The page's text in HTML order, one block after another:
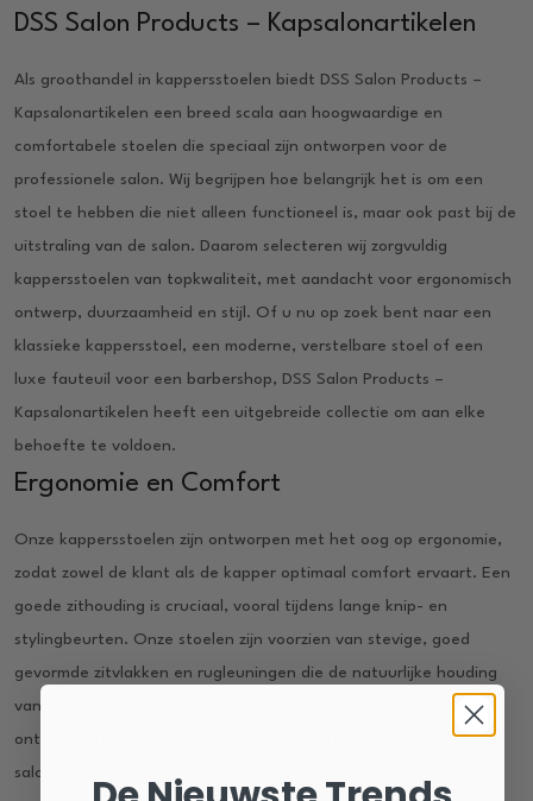
DSS Salon Products – Kapsalonartikelen
Als groothandel in kappersstoelen biedt DSS Salon Products –
Kapsalonartikelen een breed scala aan hoogwaardige en
comfortabele stoelen die speciaal zijn ontworpen voor de
professionele salon. Wij begrijpen hoe belangrijk het is om een
stoel te hebben die niet alleen functioneel is, maar ook past bij de
uitstraling van de salon. Daarom selecteren wij zorgvuldig
kappersstoelen van topkwaliteit, met aandacht voor ergonomisch
ontwerp, duurzaamheid en stijl. Of u nu op zoek bent naar een
klassieke kappersstoel, een moderne, verstelbare stoel of een
luxe fauteuil voor een barbershop, DSS Salon Products –
Kapsalonartikelen heeft een uitgebreide collectie om aan elke
behoefte te voldoen.
Ergonomie en Comfort
Onze kappersstoelen zijn ontworpen met het oog op ergonomie,
zodat zowel de klant als de kapper optimaal comfort ervaart. Een
goede zithouding is cruciaal, vooral tijdens lange knip- en
stylingbeurten. Onze stoelen zijn voorzien van stevige, goed
gevormde zitvlakken en rugleuningen die de natuurlijke houding
van het lichaam ondersteunen. Dit zorgt ervoor dat klanten zich
ontspannen voelen, wat bijdraagt aan een aangename
salonervaring.